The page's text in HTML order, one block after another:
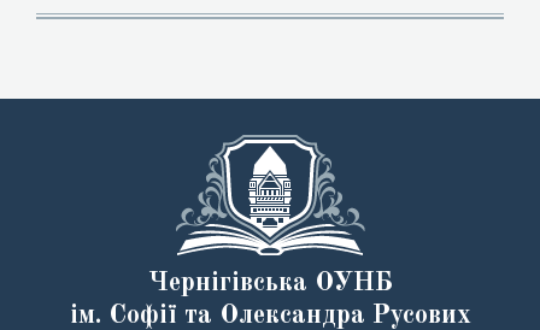
Чернігівська ОУНБ
ім. Софії та Олександра Русових